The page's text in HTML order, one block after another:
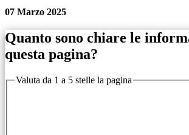
07 Marzo 2025
Quanto sono chiare le
questa pagina?
Valuta da 1 a 5 stelle la pagina